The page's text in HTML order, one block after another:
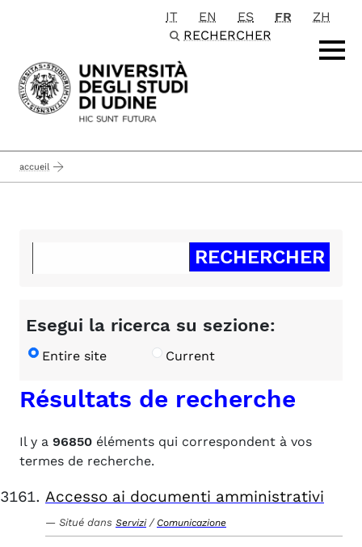
Passa al contenuto principale
IT EN ES FR
ZH
RECHERCHER
accueil
Esegui la ricerca su sezione:
Entire site Current
Résultats de recherche
Il y a 96850 éléments qui correspondent à vos
termes de recherche.
Accesso ai documenti amministrativi
Situé dans Servizi / Comunicazione